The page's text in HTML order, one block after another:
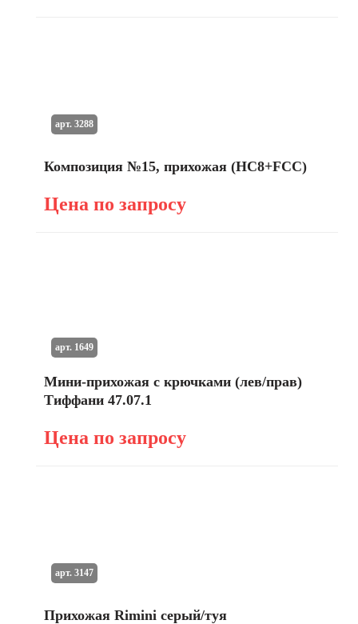
Композиция №15, прихожая (HC8+FCC)
Цена по запросу
арт. 3288
Мини-прихожая с крючками (лев/прав)
Тиффани 47.07.1
Цена по запросу
арт. 1649
Прихожая Rimini серый/туя
арт. 3147